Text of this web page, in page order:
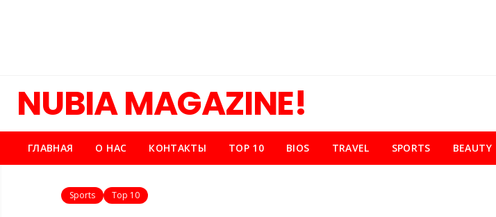
NUBIA MAGAZINE!
ГЛАВНАЯ О НАС КОНТАКТЫ TOP 10 BIOS TRAVEL SPORTS BEAUTY
Sports Top 10